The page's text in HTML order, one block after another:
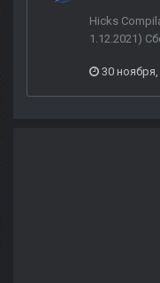
Hicks
1.12.2021)
30 ноября,